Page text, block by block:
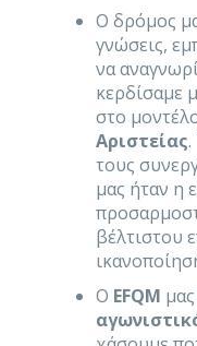
Ο δρόμος
γνώσεις,
να
κερδίσαμε
στο
Αριστείας
τους
μας ήταν η
βέλτιστου
Ο EFQM